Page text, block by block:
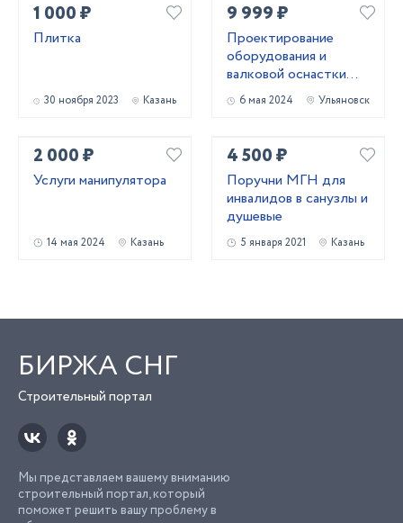
1 000 ₽
Плитка
30 ноября 2023 Казань
9 999 ₽
Проектирование
оборудования и
валковой оснастки
для профилирования
металла
6 мая 2024 Ульяновск
2 000 ₽
Услуги манипулятора
14 мая 2024 Казань
4 500 ₽
Поручни МГН для
инвалидов в санузлы и
душевые
5 января 2021 Казань
БИРЖА СНГ
Строительный портал
Мы представляем вашему вниманию
строительный портал, который
поможет решить вашу проблему в